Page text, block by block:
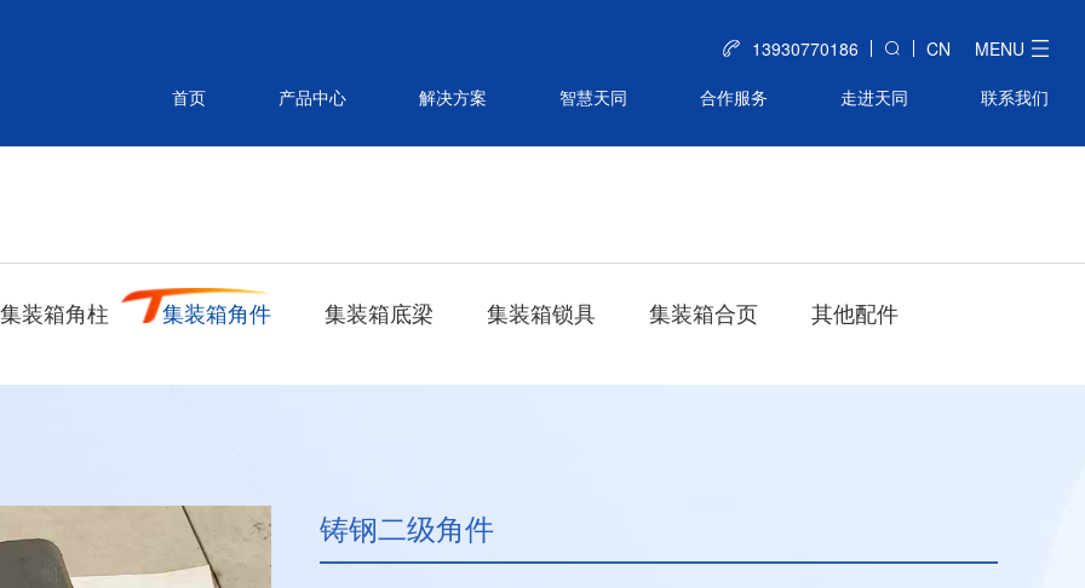
13930770186 CN
MENU
首页
产品中心 解决方案 智慧天同 合作服务 走进天同 联系我们
集装箱角柱 集装箱角件 集装箱底梁 集装箱锁具 集装箱合页 其他配件
铸钢二级角件